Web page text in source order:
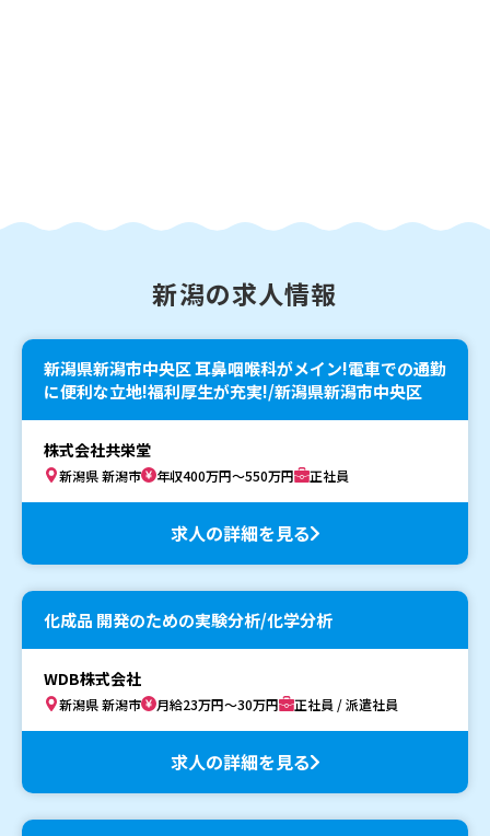
新潟の求人情報
新潟県新潟市中央区 耳鼻咽喉科がメイン!電車での通勤
に便利な立地!福利厚生が充実!/新潟県新潟市中央区
株式会社共栄堂
新潟県 新潟市 年収400万円～550万円 正社員
求人の詳細を見る
化成品 開発のための実験分析/化学分析
WDB株式会社
新潟県 新潟市 月給23万円～30万円 正社員 / 派遣社員
求人の詳細を見る